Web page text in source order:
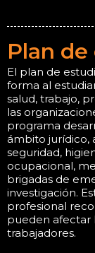
Plan
El plan de
forma al
salud, trabajo,
las
programa
ámbito jurídico,
seguridad,
ocupacional,
brigadas de
investigación.
profesional
pueden afectar
trabajadores.